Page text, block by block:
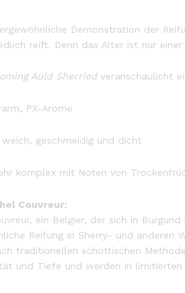
Demonstration der
reift. Denn das Alter ist nur
Auld Sherriedveranschaulicht
PX-Arome
weich, geschmeidig und dicht
komplex mit Noten von
Couvreur:
ein Belgier, der sich in
Reifung in Sherry- und anderen
traditionellen schottischen
und Tiefe und werden in